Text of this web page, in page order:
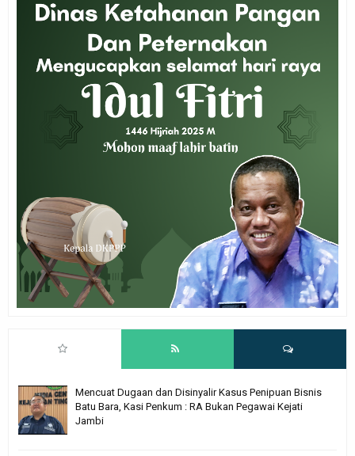
Mencuat Dugaan dan Disinyalir Kasus Penipuan Bisnis
Batu Bara, Kasi Penkum : RA Bukan Pegawai Kejati
Jambi